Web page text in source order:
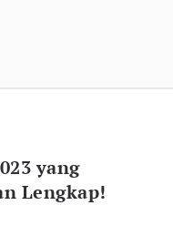
yang
Lengkap!